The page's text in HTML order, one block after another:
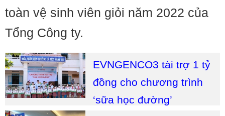
toàn vệ sinh viên giỏi năm 2022 của
Tổng Công ty.
EVNGENCO3 tài trợ 1 tỷ
đồng cho chương trình
‘sữa học đường’